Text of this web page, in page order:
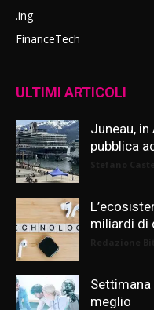
.ing
FinanceTech
ULTIMI ARTICOLI
Juneau, in
pubblica
miliardi di
meglio